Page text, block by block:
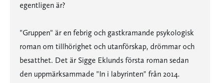
egentligen är?
"Gruppen" är en febrig och gastkramande psykologisk
roman om tillhörighet och utanförskap, drömmar och
besatthet. Det är Sigge Eklunds första roman sedan
den uppmärksammade "In i labyrinten" från 2014.